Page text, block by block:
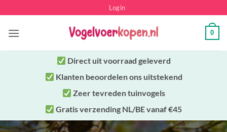
naar
inhoud
Login
0
Direct uitvoorraad geleverd
Klanten beoordelen ons uitstekend
Zeer tevreden tuinvogels
Gratis verzending NL/BE vanaf €45